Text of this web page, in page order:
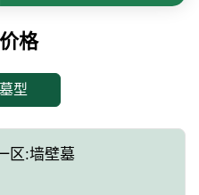
格
型
区:墙壁墓